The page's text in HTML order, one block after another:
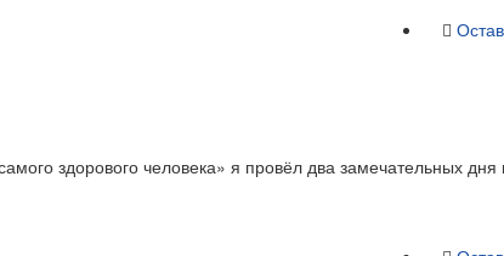
здорового человека» я провёл два замечательных